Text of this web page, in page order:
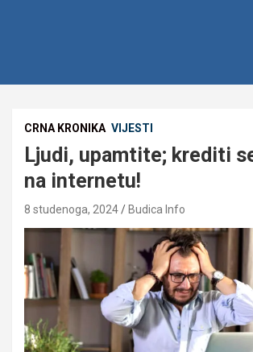
CRNA KRONIKA VIJESTI
Ljudi, upamtite; krediti
na internetu!
8 studenoga, 2024 Budica Info